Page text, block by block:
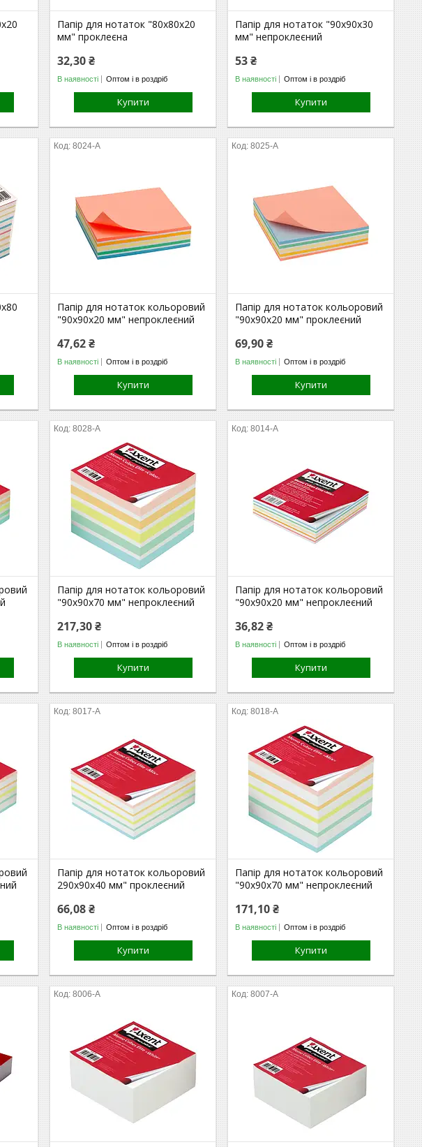
Папір для нотаток "80х80х20
мм" проклеєна
32,30 ₴
В наявності Оптом і в роздріб
Купити
Папір для нотаток "90х90х30
мм" непроклеєний
53 ₴
В наявності Оптом і в роздріб
Купити
8024-A
Папір для нотаток кольоровий
"90х90х20 мм" непроклеєний
47,62 ₴
В наявності Оптом і в роздріб
Купити
8025-A
Папір для нотаток кольоровий
"90х90х20 мм" проклеєний
69,90 ₴
В наявності Оптом і в роздріб
Купити
8028-A
Папір для нотаток кольоровий
"90х90х70 мм" непроклеєний
217,30 ₴
В наявності Оптом і в роздріб
Купити
8014-A
Папір для нотаток кольоровий
"90х90х20 мм" непроклеєний
36,82 ₴
В наявності Оптом і в роздріб
Купити
8017-A
Папір для нотаток кольоровий
290х90х40 мм" проклеєний
66,08 ₴
В наявності Оптом і в роздріб
Купити
8018-A
Папір для нотаток кольоровий
"90х90х70 мм" непроклеєний
171,10 ₴
В наявності Оптом і в роздріб
Купити
8006-A 8007-A